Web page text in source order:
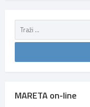
MARETA on-line